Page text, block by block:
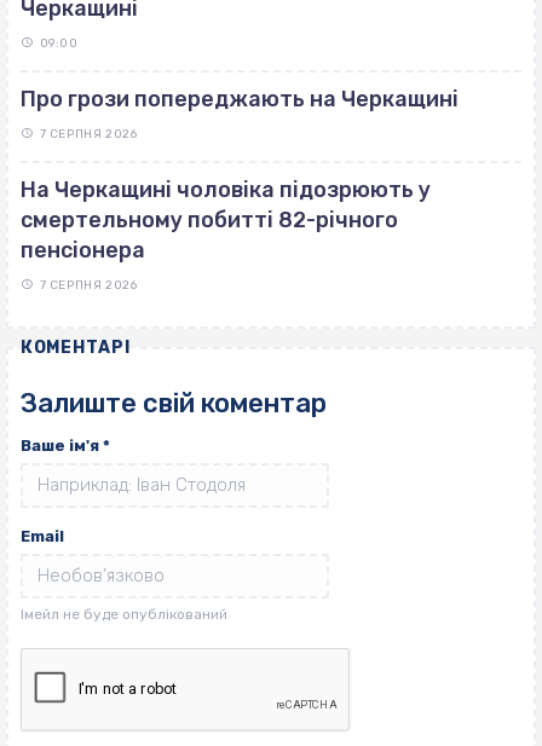
Черкащині
09:00
Про грози попереджають на Черкащині
7 СЕРПНЯ 2026
На Черкащині чоловіка підозрюють у
смертельному побитті 82-річного
пенсіонера
7 СЕРПНЯ 2026
КОМЕНТАРІ
Залиште свій коментар
Ваше ім'я *
Email